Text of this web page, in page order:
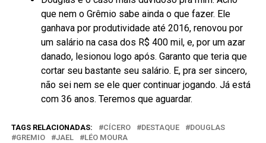
que nem o Grêmio sabe ainda o que fazer. Ele
ganhava por produtividade até 2016, renovou por
um salário na casa dos R$ 400 mil, e, por um azar
danado, lesionou logo após. Garanto que teria que
cortar seu bastante seu salário. E, pra ser sincero,
não sei nem se ele quer continuar jogando. Já está
com 36 anos. Teremos que aguardar.
TAGS RELACIONADAS: CÍCERO DESTAQUE
DOUGLAS
GREMIO
JAEL LÉO MOURA